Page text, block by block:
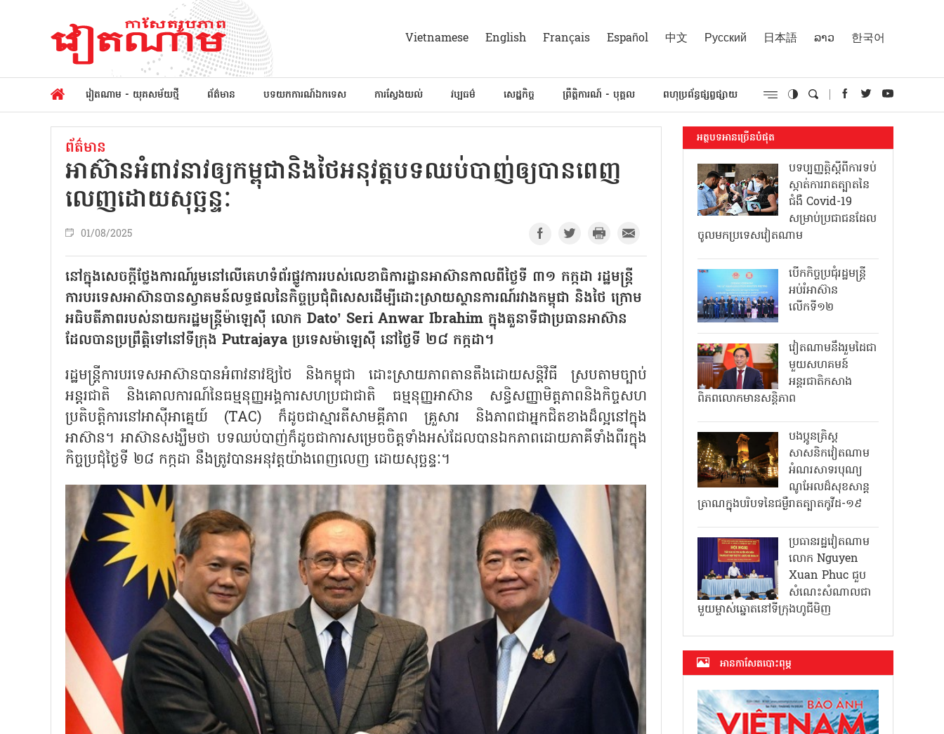
Vietnamese English Français Español 中文 Русский 日本語 ລາວ 한국어
វៀតណាម - យុគសម័យថ្មី ព័ត៌មាន បទយកការណ៍ឯកទេស ការស្វែងយល់ វប្បធម៌ សេដ្ឋកិច្ច ព្រឹត្តិការណ៍ - បុគ្គល ពហុប្រព័ន្ធផ្សព្វផ្សាយ
ព័ត៌មាន
អាស៊ាន​អំពាវ​នាវ​ឲ្យ​កម្ពុជា​និង​ថៃ​អនុវត្ត​បទ​ឈប់​បាញ់​ឲ្យ​បាន​ពេញ​
លេញ​ដោយសុច្ឆន្ទៈ
01/08/2025
នៅក្នុងសេចក្តីថ្លែងការណ៍រួមនៅលើគេហទំព័រផ្លូវការរបស់លេខាធិការដ្ឋានអាស៊ានកាលពីថ្ងៃទី ៣១ កក្កដា រដ្ឋមន្ត្រី
ការបរទេសអាស៊ានបានស្វាគមន៍លទ្ធផលនៃកិច្ចប្រជុំពិសេសដើម្បីដោះស្រាយស្ថានការណ៍រវាងកម្ពុជា និងថៃ ក្រោម
អធិបតីភាពរបស់នាយករដ្ឋមន្ត្រីម៉ាឡេស៊ី លោក Dato’ Seri Anwar Ibrahim ក្នុងតួនាទីជាប្រធានអាស៊ាន
ដែលបានប្រព្រឹត្តិទៅនៅទីក្រុង Putrajaya ប្រទេសម៉ាឡេស៊ី នៅថ្ងៃទី ២៨ កក្កដា។
រដ្ឋមន្ត្រីការបរទេសអាស៊ានបានអំពាវនាវឱ្យថៃ និងកម្ពុជា ដោះស្រាយភាពតានតឹងដោយសន្តិវិធី ស្របតាមច្បាប់
អន្តរជាតិ និងគោលការណ៍នៃធម្មនុញ្ញអង្គការសហប្រជាជាតិ ធម្មនុញ្ញអាស៊ាន សន្ធិសញ្ញាមិត្តភាពនិងកិច្ចសហ
ប្រតិបត្តិការនៅអាស៊ីអាគ្នេយ៍ (TAC) ក៏ដូចជាស្មារតីសាមគ្គីភាព គ្រួសារ និងភាពជាអ្នកជិតខាងដ៏ល្អនៅក្នុង
អាស៊ាន។ អាស៊ានសង្ឃឹមថា បទឈប់បាញ់ក៏ដូចជាការសម្រេចចិត្តទាំងអស់ដែលបានឯកភាពដោយភាគីទាំងពីរក្នុង
កិច្ចប្រជុំថ្ងៃទី ២៨ កក្កដា នឹងត្រូវបានអនុវត្តយ៉ាងពេញលេញ ដោយសុច្ឆន្ទៈ។
អត្ថបទអានច្រើនបំផុត
បទប្បញ្ញត្តិស្តីពីការទប់
ស្កាត់ការរាតត្បាតនៃ
ជំងឺ Covid-19
សម្រាប់ប្រជាជនដែល
ចូលមកប្រទេសវៀតណាម
បើកកិច្ចប្រជុំរដ្ឋមន្ត្រី
អប់រំអាស៊ាន
លើកទី១២
វៀតណាមនឹងរួមដៃជា
មួយសហគមន៍
អន្តរជាតិកសាង
ពិភពលោកមានសន្តិភាព
បងប្អូនគ្រិស្ត
សាសនិកវៀតណាម
អំណរសាទរបុណ្យ
ណូអែលដ៏សុខសាន្ត
ត្រាណក្នុងបរិបទនៃជម្ងឺរាតត្បាតកូវីដ-១៩
ប្រធានរដ្ឋវៀតណាម
លោក Nguyen
Xuan Phuc ជួប
សំណេះសំណាលជា
មួយម្ចាស់ឆ្នោតនៅទីក្រុងហូជីមិញ
អាន​កាសែត​បោះពុម្ភ